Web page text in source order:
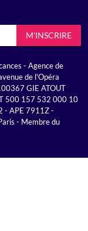
M'INSCRIRE
- Agence de
de l'Opéra
GIE ATOUT
500 157 532 000 10
- APE 7911Z -
- Membre du